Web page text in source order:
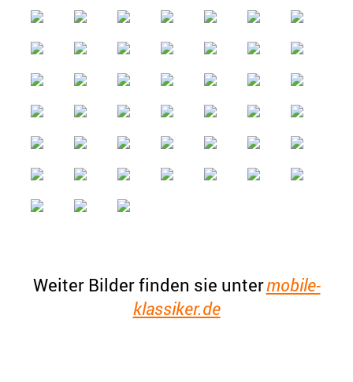
Weiter Bilder finden sie untermobile-
klassiker.de